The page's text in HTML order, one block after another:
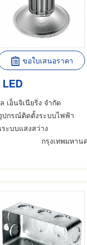
ขอใบเสนอราคา
เอ็นจิเนียริ่ง จำกัด
ปกรณ์ติดตั้งระบบไฟฟ้า
ะบบแสงสว่าง
กรุงเทพมหาน